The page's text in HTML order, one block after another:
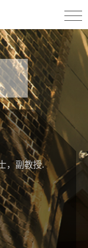
，副教授.